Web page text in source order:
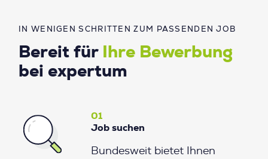
IN WENIGEN SCHRITTEN ZUM PASSENDEN JOB
Bereit für
Ihre Bewerbung
bei expertum
01
Job suchen
Bundesweit bietet Ihnen